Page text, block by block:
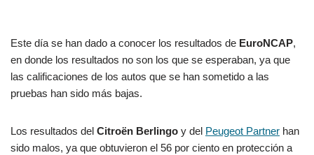
Este día se han dado a conocer los resultados de EuroNCAP,
en donde los resultados no son los que se esperaban, ya que
las calificaciones de los autos que se han sometido a las
pruebas han sido más bajas.
Los resultados del Citroën Berlingo y del Peugeot Partner han
sido malos, ya que obtuvieron el 56 por ciento en protección a